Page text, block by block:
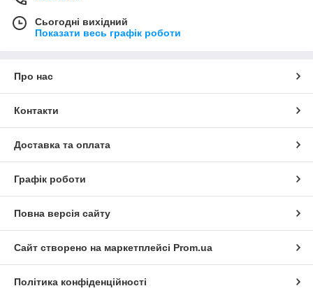
Сьогодні вихідний
Показати весь графік роботи
Про нас
Контакти
Доставка та оплата
Графік роботи
Повна версія сайту
Сайт створено на маркетплейсі Prom.ua
Політика конфіденційності